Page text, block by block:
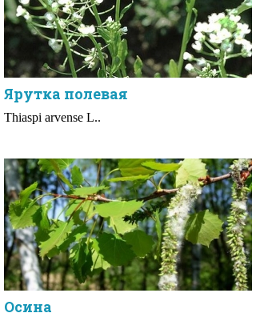
Ярутка полевая
Thiaspi arvense L..
Осина